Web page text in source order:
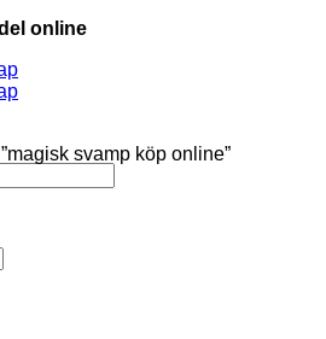
online
svamp köp online”